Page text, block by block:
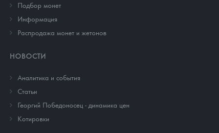
Подбор монет
Информация
Распродажа монет и жетонов
НОВОСТИ
Аналитика и события
Cтатьи
Георгий Победоносец - динамика цен
Котировки